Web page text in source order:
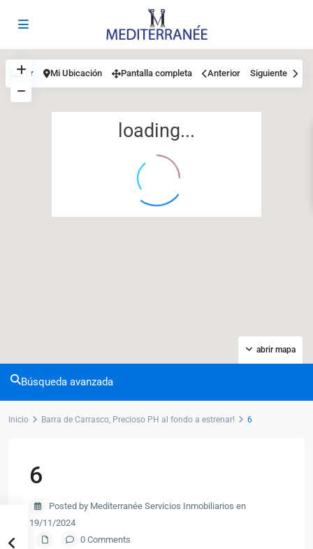
12
loading...
abrir mapa
Ver Mi Ubicación Pantalla completa Anterior Siguiente
Búsqueda avanzada
Inicio Barra de Carrasco, Precioso PH al fondo a estrenar! 6
6
Posted by Mediterranée Servicios Inmobiliarios en
19/11/2024
0 Comments